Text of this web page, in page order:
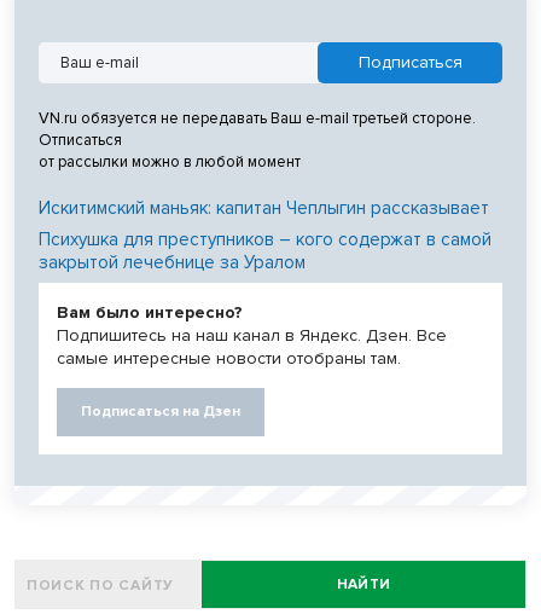
VN.ru обязуется не передавать Ваш e-mail третьей стороне.
Отписаться
от рассылки можно в любой момент
Искитимский маньяк: капитан Чеплыгин рассказывает
Психушка для преступников – кого содержат в самой
закрытой лечебнице за Уралом
Вам было интересно?
Подпишитесь на наш канал в Яндекс. Дзен. Все
самые интересные новости отобраны там.
Подписаться на Дзен
НАЙТИ